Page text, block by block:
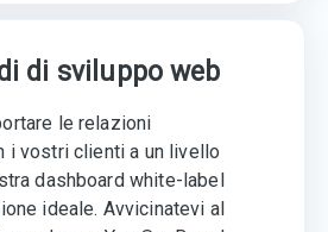
di sviluppo web
le relazioni
i vostri clienti a un livello
dashboard white-label
ideale. Avvicinatevi al